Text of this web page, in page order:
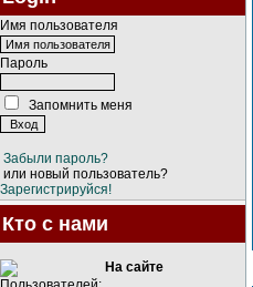
Имя пользователя
Пароль
Запомнить меня
Забыли пароль?
или новый пользователь?
Зарегистрируйся!
Кто с нами
На сайте